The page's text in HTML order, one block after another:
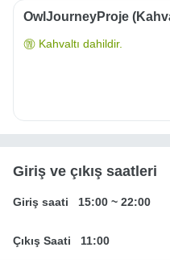
OwlJourneyProje
Kahvaltı dahildir.
Giriş ve çıkış saatleri
Giriş saati 15:00 ~ 22:00
Çıkış Saati 11:00